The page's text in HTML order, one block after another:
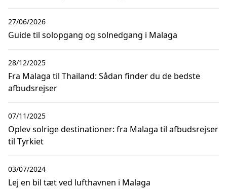
Guide til solopgang og solnedgang i Malaga
27/06/2026
Fra Malaga til Thailand: Sådan finder du de bedste
afbudsrejser
28/12/2025
Oplev solrige destinationer: fra Malaga til afbudsrejser
til Tyrkiet
07/11/2025
Lej en bil tæt ved lufthavnen i Malaga
03/07/2024